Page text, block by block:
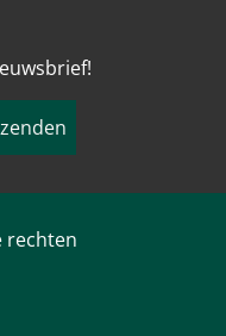
rechten